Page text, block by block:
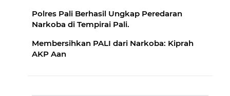
Polres Pali Berhasil Ungkap Peredaran
Narkoba di Tempirai Pali.
Membersihkan PALI dari Narkoba: Kiprah
AKP Aan